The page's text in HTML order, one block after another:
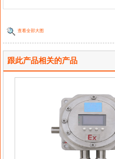
查看全部大图
跟此产品相关的产品